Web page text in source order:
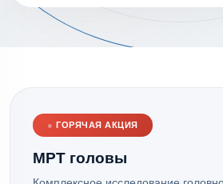
●ГОРЯЧАЯ АКЦИЯ
МРТ головы